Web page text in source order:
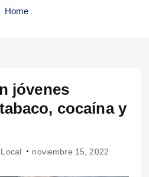
Home
jóvenes
cocaína y
Local noviembre 15, 2022